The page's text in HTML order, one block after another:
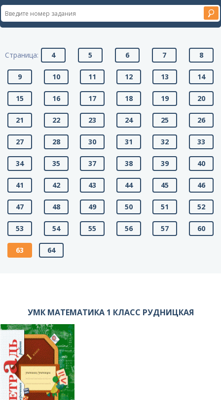
Страница: 4 5 6 7 8
9 10 11 12 13 14
15 16 17 18 19 20
21 22 23 24 25 26
27 28 30 31 32 33
34 35 37 38 39 40
41 42 43 44 45 46
47 48 49 50 51 52
53 54 55 56 57 60
63 64
УМК МАТЕМАТИКА 1 КЛАСС РУДНИЦКАЯ